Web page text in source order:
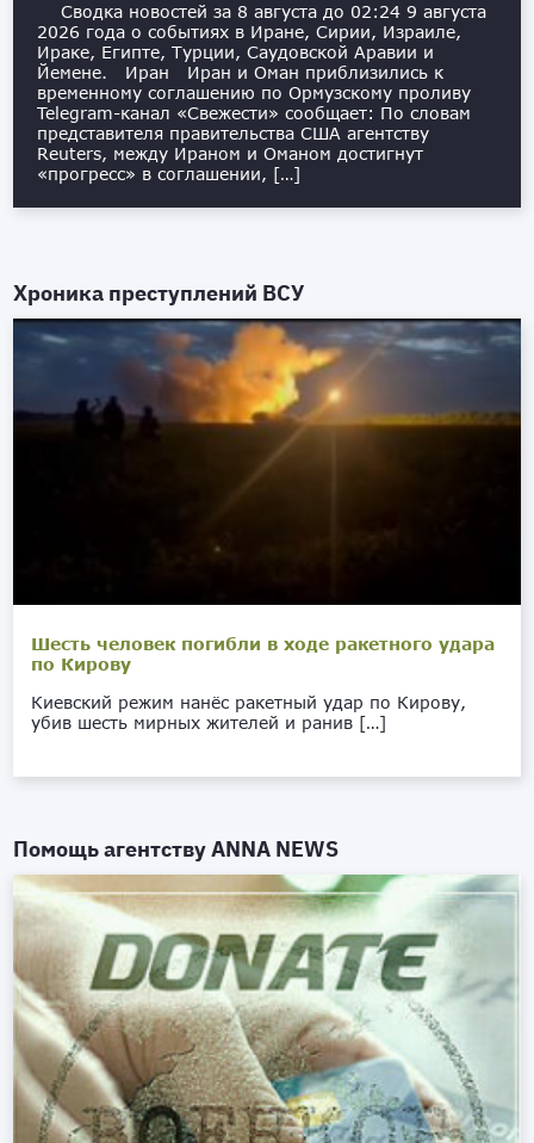
Сводка новостей за 8 августа до 02:24 9 августа
2026 года о событиях в Иране, Сирии, Израиле,
Ираке, Египте, Турции, Саудовской Аравии и
Йемене. Иран Иран и Оман приблизились к
временному соглашению по Ормузскому проливу
Telegram-канал «Свежести» сообщает: По словам
представителя правительства США агентству
Reuters, между Ираном и Оманом достигнут
«прогресс» в соглашении, […]
Хроника преступлений ВСУ
Шесть человек погибли в ходе ракетного удара
по Кирову
Киевский режим нанёс ракетный удар по Кирову,
убив шесть мирных жителей и ранив […]
Помощь агентствуANNA NEWS